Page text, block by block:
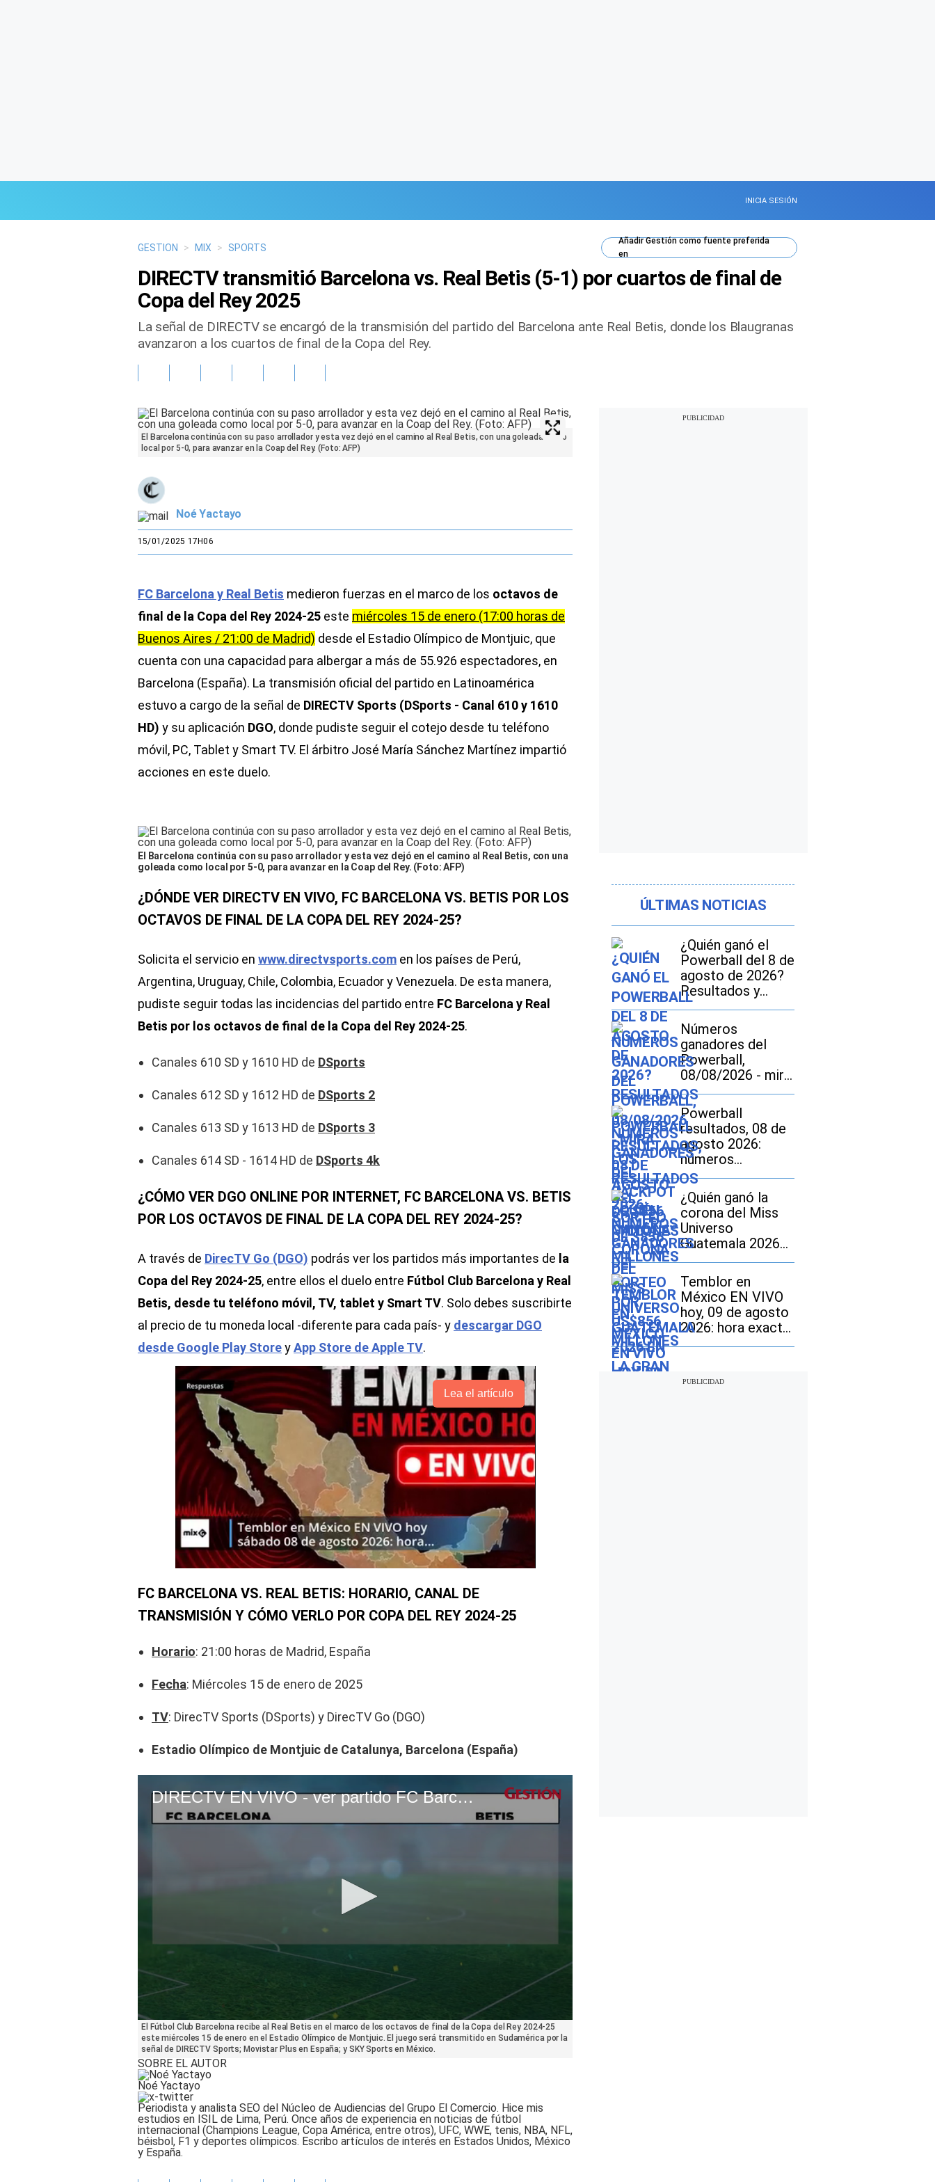
INICIA SESIÓN
GESTION > MIX > SPORTS
AñadirGestióncomo fuente preferida
en
DIRECTV transmitió Barcelona vs. Real Betis (5-1) por cuartos de final de
Copa del Rey 2025
La señal de DIRECTV se encargó de la transmisión del partido del Barcelona ante Real Betis, donde los Blaugranas
avanzaron a los cuartos de final de la Copa del Rey.
El Barcelona continúa con su paso arrollador y esta vez dejó en el camino al Real Betis, con una goleada como
local por 5-0, para avanzar en la Coap del Rey. (Foto: AFP)
Noé Yactayo
15/01/2025 17H06
FC Barcelona y Real Betis medieron fuerzas en el marco de los octavos de
final de la Copa del Rey 2024-25 este miércoles 15 de enero (17:00 horas de
Buenos Aires / 21:00 de Madrid) desde el Estadio Olímpico de Montjuic, que
cuenta con una capacidad para albergar a más de 55.926 espectadores, en
Barcelona (España). La transmisión oficial del partido en Latinoamérica
estuvo a cargo de la señal de DIRECTV Sports (DSports - Canal 610 y 1610
HD) y su aplicación DGO, donde pudiste seguir el cotejo desde tu teléfono
móvil, PC, Tablet y Smart TV. El árbitro José María Sánchez Martínez impartió
acciones en este duelo.
El Barcelona continúa con su paso arrollador y esta vez dejó en el camino al Real Betis, con una
goleada como local por 5-0, para avanzar en la Coap del Rey. (Foto: AFP)
¿DÓNDE VER DIRECTV EN VIVO, FC BARCELONA VS. BETIS POR LOS
OCTAVOS DE FINAL DE LA COPA DEL REY 2024-25?
Solicita el servicio en www.directvsports.com en los países de Perú,
Argentina, Uruguay, Chile, Colombia, Ecuador y Venezuela. De esta manera,
pudiste seguir todas las incidencias del partido entre FC Barcelona y Real
Betis por los octavos de final de la Copa del Rey 2024-25.
Canales 610 SD y 1610 HD de DSports
Canales 612 SD y 1612 HD de DSports 2
Canales 613 SD y 1613 HD de DSports 3
Canales 614 SD - 1614 HD de DSports 4k
¿CÓMO VER DGO ONLINE POR INTERNET, FC BARCELONA VS. BETIS
POR LOS OCTAVOS DE FINAL DE LA COPA DEL REY 2024-25?
A través de DirecTV Go (DGO) podrás ver los partidos más importantes de la
Copa del Rey 2024-25, entre ellos el duelo entre Fútbol Club Barcelona y Real
Betis, desde tu teléfono móvil, TV, tablet y Smart TV. Solo debes suscribirte
al precio de tu moneda local -diferente para cada país- y descargar DGO
desde Google Play StoreyApp Store de Apple TV.
Lea el artículo
FC BARCELONA VS. REAL BETIS: HORARIO, CANAL DE
TRANSMISIÓN Y CÓMO VERLO POR COPA DEL REY 2024-25
Horario: 21:00 horas de Madrid, España
Fecha: Miércoles 15 de enero de 2025
TV: DirecTV Sports (DSports) y DirecTV Go (DGO)
Estadio Olímpico de Montjuic de Catalunya, Barcelona (España)
DIRECTV EN VIVO - ver partido FC Barcelona vs. Betis EN DIRECTO por octavos de final de Copa del Rey | VIDEO
0
seconds
of
28
secondsVolume
90%
El Fútbol Club Barcelona recibe al Real Betis en el marco de los octavos de final de la Copa del Rey 2024-25
este miércoles 15 de enero en el Estadio Olímpico de Montjuic. El juego será transmitido en Sudamérica por la
señal de DIRECTV Sports; Movistar Plus en España; y SKY Sports en México.
SOBRE EL AUTOR
Noé Yactayo
Periodista y analista SEO del Núcleo de Audiencias del Grupo El Comercio. Hice mis
estudios en ISIL de Lima, Perú. Once años de experiencia en noticias de fútbol
internacional (Champions League, Copa América, entre otros), UFC, WWE, tenis, NBA, NFL,
béisbol, F1 y deportes olímpicos. Escribo artículos de interés en Estados Unidos, México
y España.
ÚLTIMAS NOTICIAS
¿Quién ganó el
Powerball del 8 de
agosto de 2026?
Resultados y
números
ganadores del
jackpot de $856
millones
Números
ganadores del
Powerball,
08/08/2026 - mira
los resultados del
sorteo de $856
millones
Powerball
resultados, 08 de
agosto 2026:
números
ganadores del
sorteo por
US$856 millones
¿Quién ganó la
corona del Miss
Universo
Guatemala 2026
en la gran final?
Temblor en
México EN VIVO
hoy, 09 de agosto
2026: hora exacta,
magnitud y dónde